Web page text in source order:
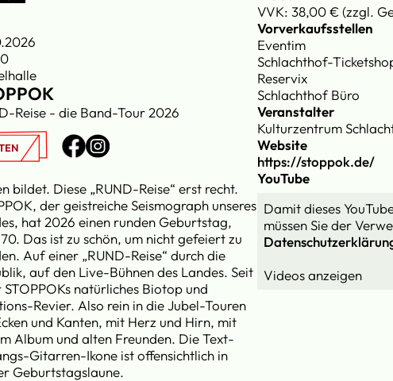
Reise - die Band-Tour 2026
bildet. Diese „RUND-Reise“ erst recht.
der geistreiche Seismograph unseres
hat 2026 einen runden Geburtstag,
Das ist zu schön, um nicht gefeiert zu
Auf einer „RUND-Reise“ durch die
auf den Live-Bühnen des Landes. Seit
STOPPOKs natürliches Biotop und
Revier. Also rein in die Jubel-Touren
und Kanten, mit Herz und Hirn, mit
Album und alten Freunden. Die Text-
Gitarren-Ikone ist offensichtlich in
Geburtstagslaune.
VVK: 38,00 € (zzgl.
Vorverkaufsstellen
Eventim
Schlachthof-
Reservix
Schlachthof Büro
Veranstalter
Kulturzentrum
Website
https://stoppok.de/
YouTube
Damit dieses
müssen Sie der